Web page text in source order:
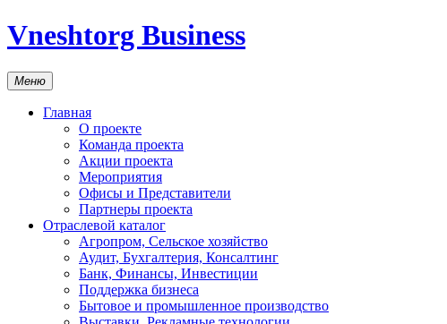
Vneshtorg Business
Меню
Главная
О проекте
Команда проекта
Акции проекта
Мероприятия
Офисы и Представители
Партнеры проекта
Отраслевой каталог
Агропром, Сельское хозяйство
Аудит, Бухгалтерия, Консалтинг
Банк, Финансы, Инвестиции
Поддержка бизнеса
Бытовое и промышленное производство